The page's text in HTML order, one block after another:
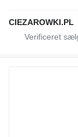
CIEZAROWKI.PL